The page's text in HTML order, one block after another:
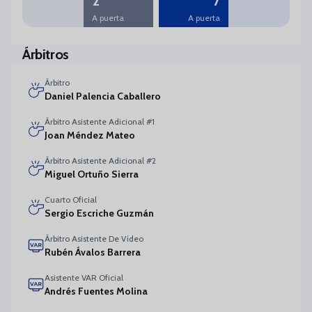
A puerta A puerta
Árbitros
Árbitro
Daniel Palencia Caballero
Árbitro Asistente Adicional #1
Joan Méndez Mateo
Árbitro Asistente Adicional #2
Miguel Ortuño Sierra
Cuarto Oficial
Sergio Escriche Guzmán
Árbitro Asistente De Vídeo
Rubén Ávalos Barrera
Asistente VAR Oficial
Andrés Fuentes Molina